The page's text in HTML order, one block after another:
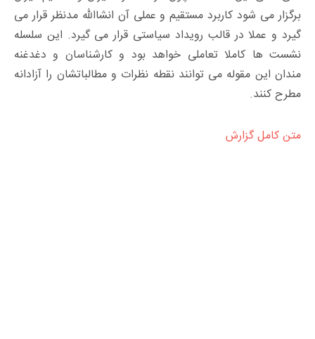
برگزار می شود کاربرد مستقیم و عملی آن انشاالله مدنظر قرار می
گیرد و عملا در قالب رویداد سیاستی قرار می گیرد. این سلسله
نشست ها کاملا تعاملی خواهد بود و کارشناسان و دغدغنه
مندان این مقوله می توانند نقطه نظرات و مطالباتشان را آزادانه
مطرح کنند.
متن کامل گزارش